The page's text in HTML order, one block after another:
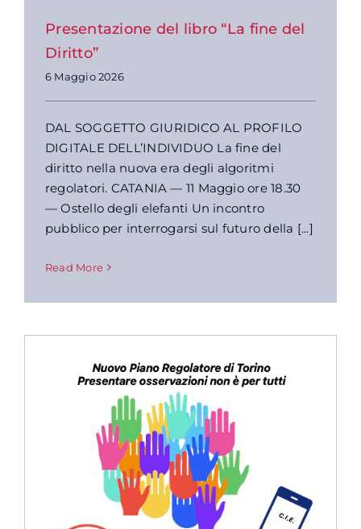
Presentazione del libro “La fine del
Diritto”
6 Maggio 2026
DAL SOGGETTO GIURIDICO AL PROFILO
DIGITALE DELL’INDIVIDUO La fine del
diritto nella nuova era degli algoritmi
regolatori. CATANIA — 11 Maggio ore 18.30
— Ostello degli elefanti Un incontro
pubblico per interrogarsi sul futuro della [...]
Read More